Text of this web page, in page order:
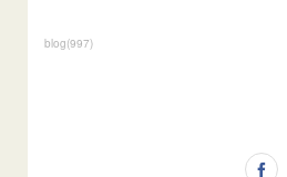
blog(997)